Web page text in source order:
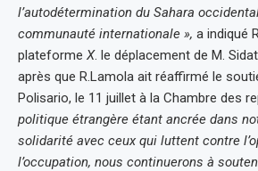
l’autodétermination du Sahara
communauté internationale », a indiqué
plateforme X. le déplacement de M.
après que R.Lamola ait réaffirmé le
Polisario, le 11 juillet à la Chambre des
politique étrangère étant ancrée dans
solidarité avec ceux qui luttent contre
l’occupation, nous continuerons à